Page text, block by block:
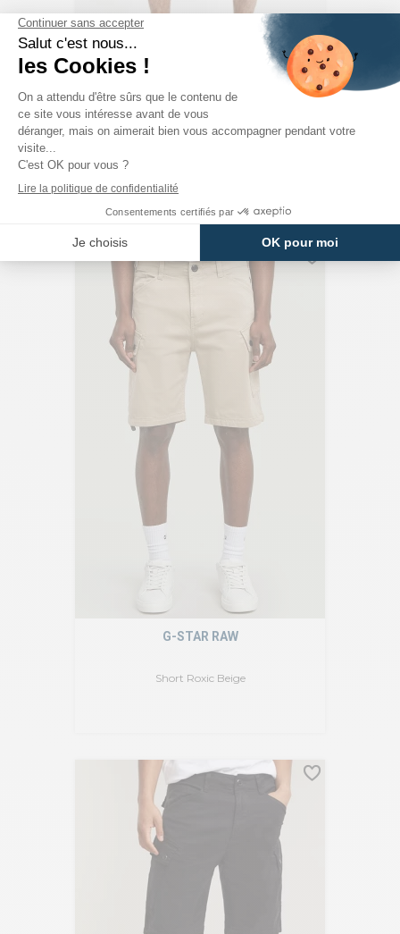
Short Original En Jeans Denim Gris
JACK & JONES
Short Roxic Beige
G-STAR RAW